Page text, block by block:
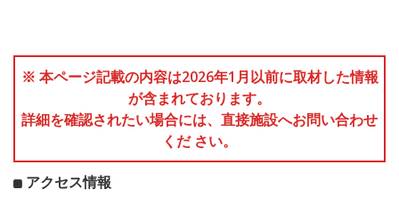
※ 本ページ記載の内容は2026年1月以前に取材した情報
が含まれております。
詳細を確認されたい場合には、直接施設へお問い合わせ
くだ さい。
アクセス情報